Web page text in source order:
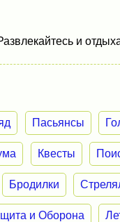
и
Пасьянсы
Квесты
Бродилки
и Оборона